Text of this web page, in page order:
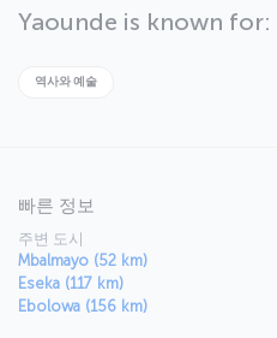
that it may be quite effortful to
is defined as “the city overlaid on
Yaounde is known for:
역사와 예술
빠른 정보
주변 도시
Mbalmayo (52 km)
Eseka (117 km)
Ebolowa (156 km)